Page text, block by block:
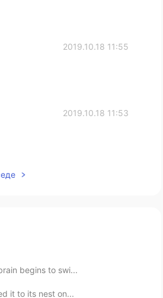
2019.10.18 11:55
2019.10.18 11:53
begins to swi...
it to its nest on...